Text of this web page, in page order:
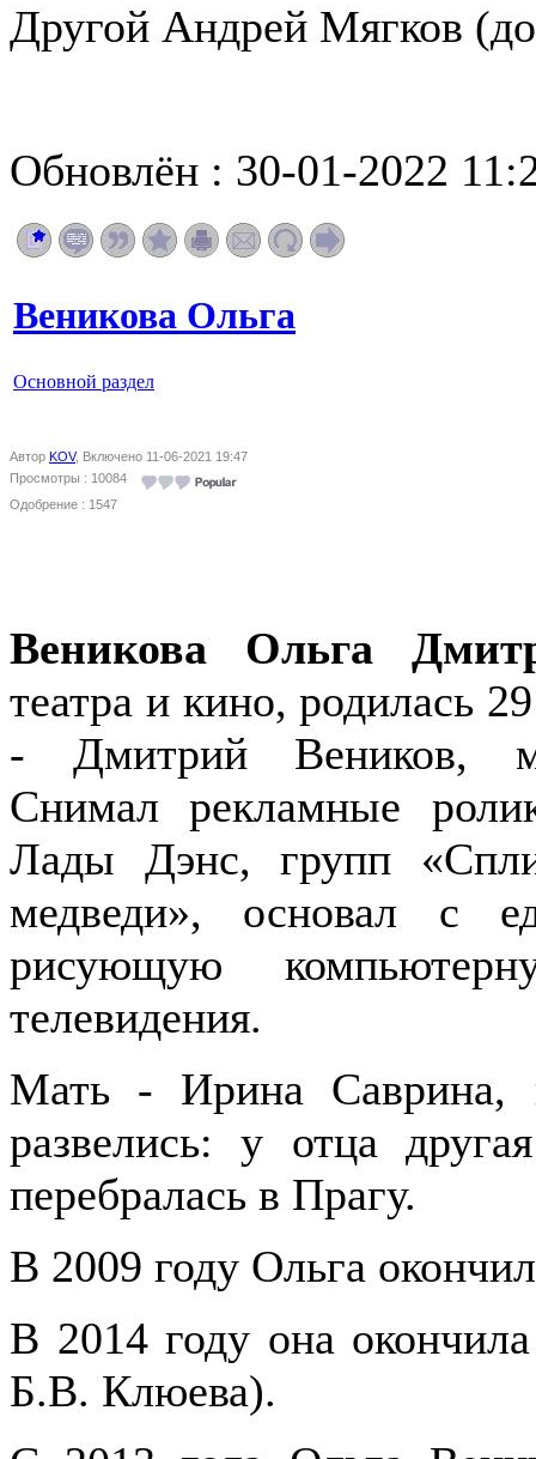
Другой Андрей Мягков
Обновлён : 30-01-2022
Веникова Ольга
Основной раздел
Автор KOV, Включено 11-06-2021 19:47
Просмотры : 10084
Одобрение : 1547
Веникова Ольга
театра и кино, родилась
- Дмитрий Веников,
Снимал рекламные
Лады Дэнс, групп
медведи», основал с
рисующую
телевидения.
Мать - Ирина Саврина,
развелись: у отца
перебралась в Прагу.
В 2009 году Ольга
В 2014 году она
Б.В. Клюева).